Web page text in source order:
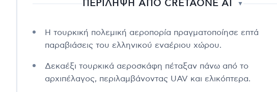
ΠΕΡΙΛΗΨΗ ΑΠΟ CRETAONE AI ▼
Η τουρκική πολεμική αεροπορία πραγματοποίησε επτά
παραβιάσεις του ελληνικού εναέριου χώρου.
Δεκαέξι τουρκικά αεροσκάφη πέταξαν πάνω από το
αρχιπέλαγος, περιλαμβάνοντας UAV και ελικόπτερα.